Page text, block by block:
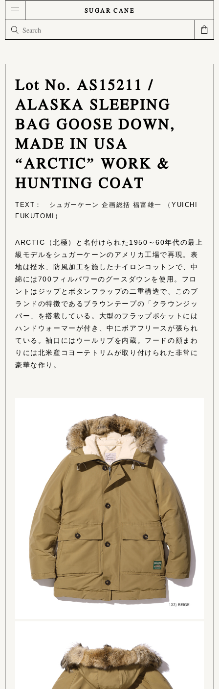
SUGAR CANE
Lot No. AS15211 /
ALASKA SLEEPING
BAG GOOSE DOWN,
MADE IN USA
“ARCTIC” WORK &
HUNTING COAT
TEXT： シュガーケーン 企画総括 福富雄一 （YUICHI
FUKUTOMI）
ARCTIC（北極）と名付けられた1950～60年代の最上
級モデルをシュガーケーンのアメリカ工場で再現。表
地は撥水、防風加工を施したナイロンコットンで、中
綿には700フィルパワーのグースダウンを使用。フロ
ントはジップとボタンフラップの二重構造で、このブ
ランドの特徴であるブラウンテープの「クラウンジッ
パー」を搭載している。大型のフラップポケットには
ハンドウォーマーが付き、中にボアフリースが張られ
ている。袖口にはウールリブを内蔵。フードの顔まわ
りには北米産コヨーテトリムが取り付けられた非常に
豪華な作り。